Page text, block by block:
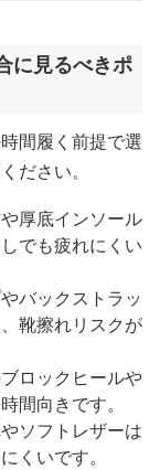
に見るべきポ
間履く前提で選
ださい。
厚底インソール
でも疲れにくい
バックストラッ
靴擦れリスクが
ロックヒールや
間向きです。
ソフトレザーは
くいです。